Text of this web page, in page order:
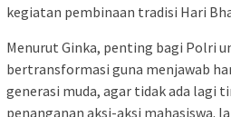
kegiatan pembinaan tradisi Hari
Menurut Ginka, penting bagi Polri
bertransformasi guna menjawab
generasi muda, agar tidak ada lagi
penanganan aksi-aksi mahasiswa.